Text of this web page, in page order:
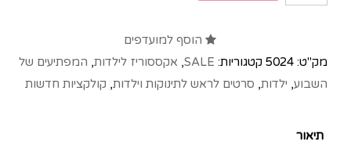
הוסף למועדפים
מק"ט: 5024 קטגוריות: SALE
, אקססוריז לילדות, המפתיעים של
השבוע, ילדות, סרטים לראש לתינוקות וילדות, קולקציות חדשות
תיאור